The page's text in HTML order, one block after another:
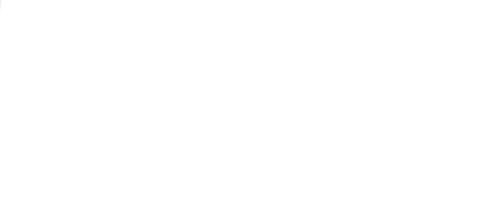
- Vestido Dourado em Malha com Lurex